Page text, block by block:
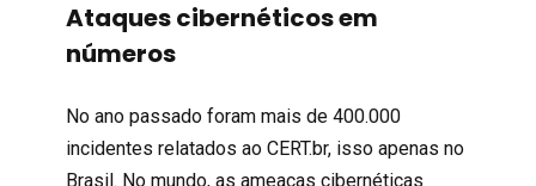
Ataques cibernéticos em
números
No ano passado foram mais de 400.000
incidentes relatados ao CERT.br, isso apenas no
Brasil. No mundo, as ameaças cibernéticas